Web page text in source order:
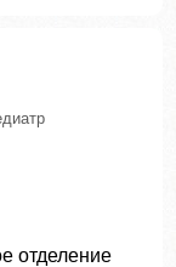
отделение